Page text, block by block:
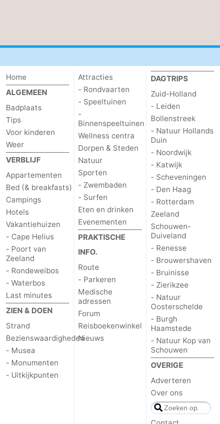
Home
ALGEMEEN
Badplaats
Tips
Voor kinderen
Weer
VERBLIJF
Appartementen
Bed (& breakfasts)
Campings
Hotels
Vakantiehuizen
- Cape Helius
- Poort van
Zeeland
- Rondeweibos
- Waterbos
Last minutes
ZIEN & DOEN
Strand
Bezienswaardigheden
- Musea
- Monumenten
- Uitkijkpunten
Attracties
- Rondvaarten
- Speeltuinen
-
Binnenspeeltuinen
Wellness centra
Dorpen & Steden
Natuur
Sporten
- Zwembaden
- Surfen
Eten en drinken
Evenementen
PRAKTISCHE
INFO.
Route
- Parkeren
Medische
adressen
Forum
Reisboekenwinkel
Nieuws
DAGTRIPS
Zuid-Holland
- Leiden
Bollenstreek
- Natuur Hollands
Duin
- Noordwijk
- Katwijk
- Scheveningen
- Den Haag
- Rotterdam
Zeeland
Schouwen-
Duiveland
- Renesse
- Brouwershaven
- Bruinisse
- Zierikzee
- Natuur
Oosterschelde
- Burgh
Haamstede
- Natuur Kop van
Schouwen
OVERIGE
Adverteren
Over ons